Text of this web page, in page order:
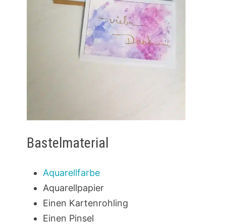
Bastelmaterial
Aquarellfarbe
Aquarellpapier
Einen Kartenrohling
Einen Pinsel